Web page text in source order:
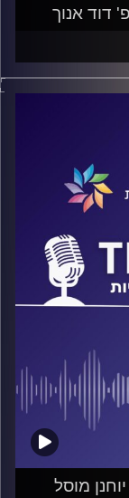
דוד אנוך
רייכמן
דוד אנוך.
מוסל